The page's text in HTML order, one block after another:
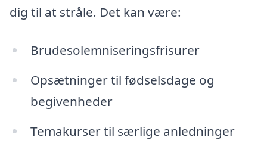
dig til at stråle. Det kan være:
Brudesolemniseringsfrisurer
Opsætninger til fødselsdage og
begivenheder
Temakurser til særlige anledninger